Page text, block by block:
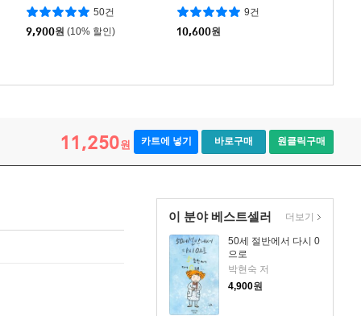
50건
9,900원 (10% 할인)
9건
10,600원
11,250원 카트에 넣기 바로구매 원클릭구매
이 분야 베스트셀러
50세 절반에서 다시 0
으로
박현숙 저
4,900원
더보기